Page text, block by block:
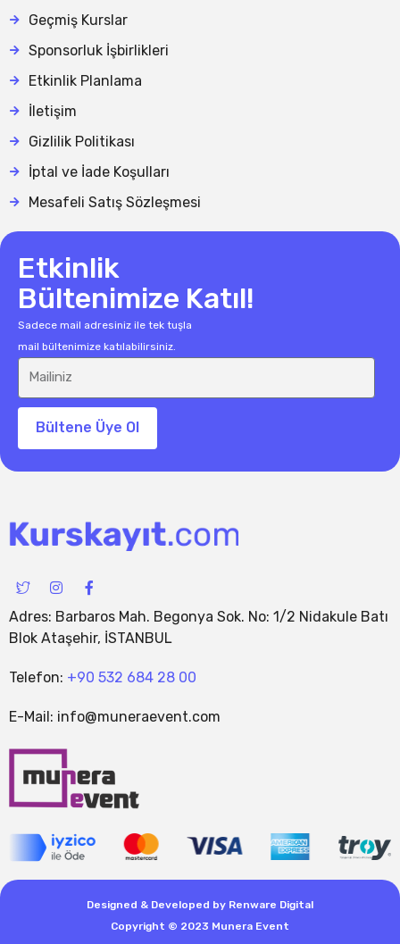
Geçmiş Kurslar
Sponsorluk İşbirlikleri
Etkinlik Planlama
İletişim
Gizlilik Politikası
İptal ve İade Koşulları
Mesafeli Satış Sözleşmesi
Etkinlik
Bültenimize Katıl!
Sadece mail adresiniz ile tek tuşla
mail bültenimize katılabilirsiniz.
Bültene Üye Ol
c
n
-
t
i
e
-
1
n
t
a
g
a
a
e
b
o
k
Adres: Barbaros Mah. Begonya Sok. No: 1/2 Nidakule Batı
Blok Ataşehir, İSTANBUL
Telefon: +90 532 684 28 00
E-Mail: info@muneraevent.com
Designed & Developed by Renware Digital
Copyright © 2023 Munera Event